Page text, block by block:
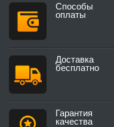
Способы
оплаты
Доставка
бесплатно
Гарантия
качества